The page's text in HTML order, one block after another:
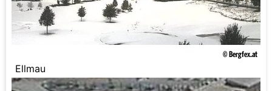
© Bergfex.at
Ellmau